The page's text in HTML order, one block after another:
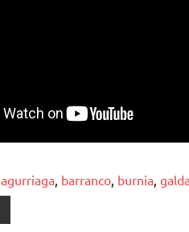
agurriaga, barranco, burnia,